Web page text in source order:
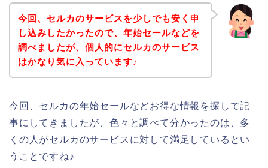
今回、セルカのサービスを少しでも安く申
し込みしたかったので、年始セールなどを
調べましたが、個人的にセルカのサービス
はかなり気に入っています♪
今回、セルカの年始セールなどお得な情報を探して記
事にしてきましたが、色々と調べて分かったのは、多
くの人がセルカのサービスに対して満足しているとい
うことですね♪